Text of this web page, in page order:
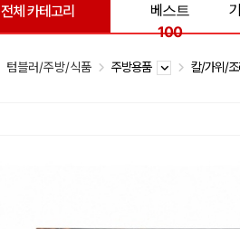
전체 카테고리
베스트
100
텀블러/주방/식품 주방용품 칼/가위/